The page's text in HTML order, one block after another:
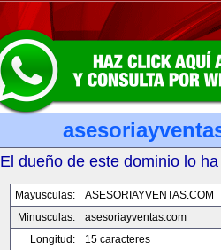
El dueño de este dominio lo
Mayusculas:
ASESORIAYVENTAS.COM
Minusculas:
asesoriayventas.com
Longitud:
15 caracteres